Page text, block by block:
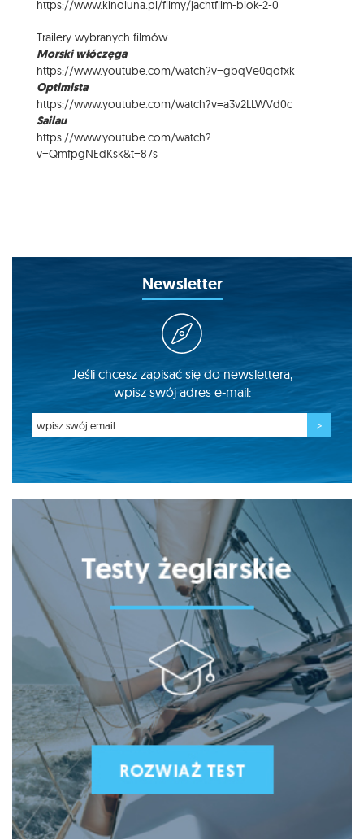
https://www.kinoluna.pl/filmy/jachtfilm-blok-2-0
Trailery wybranych filmów:
Morski włóczęga
https://www.youtube.com/watch?v=gbqVe0qofxk
Optimista
https://www.youtube.com/watch?v=a3v2LLWVd0c
Sailau
https://www.youtube.com/watch?
v=QmfpgNEdKsk&t=87s
Newsletter
Jeśli chcesz zapisać się do newslettera,
wpisz swój adres e-mail: